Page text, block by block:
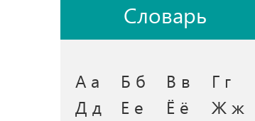
Словарь
А а Б б В в
Г г
Д д
Е е Ё ё
Ж ж